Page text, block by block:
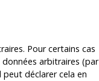
Pour certains cas
arbitraires (par
déclarer cela en